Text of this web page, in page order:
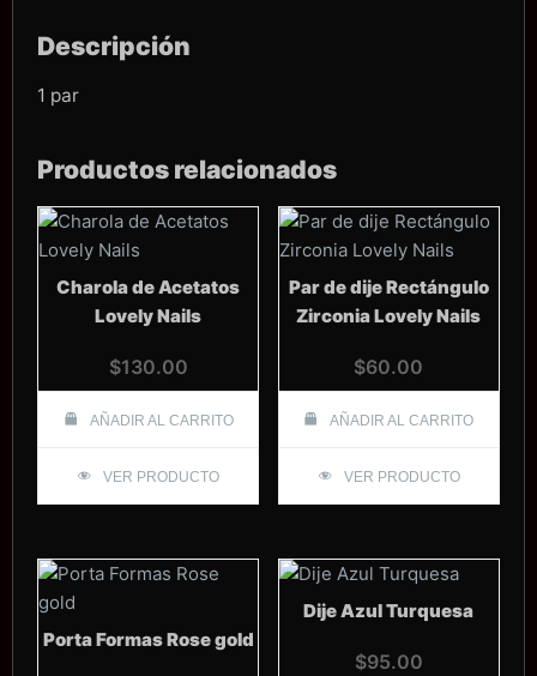
Descripción
1 par
Productos relacionados
Charola de Acetatos
Lovely Nails
$130.00
AÑADIR AL CARRITO
VER PRODUCTO
Par de dije Rectángulo
Zirconia Lovely Nails
$60.00
AÑADIR AL CARRITO
VER PRODUCTO
Porta Formas Rose gold
Dije Azul Turquesa
$95.00